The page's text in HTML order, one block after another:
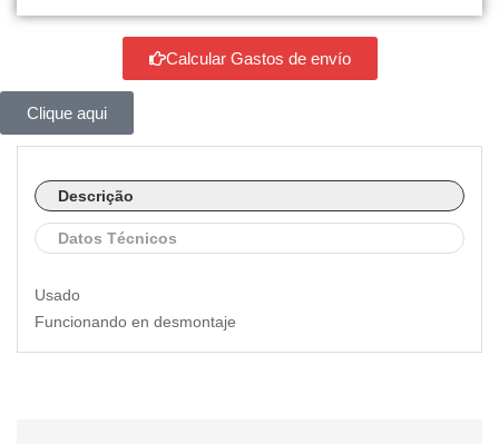
Calcular Gastos de envío
Clique aqui
Descrição
Datos Técnicos
Usado
Funcionando en desmontaje